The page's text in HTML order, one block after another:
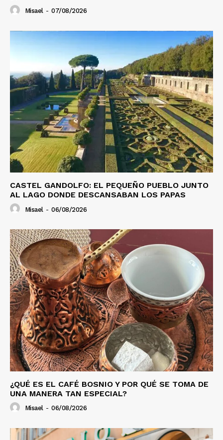
Misael - 07/08/2026
CASTEL GANDOLFO: EL PEQUEÑO PUEBLO JUNTO
AL LAGO DONDE DESCANSABAN LOS PAPAS
Misael - 06/08/2026
¿QUÉ ES EL CAFÉ BOSNIO Y POR QUÉ SE TOMA DE
UNA MANERA TAN ESPECIAL?
Misael - 06/08/2026